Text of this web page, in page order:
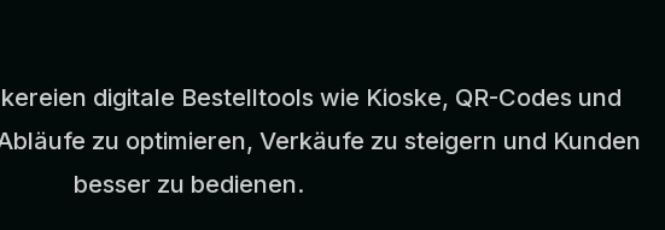
digitale Bestelltools wie Kioske, QR-Codes und
zu optimieren, Verkäufe zu steigern und Kunden
besser zu bedienen.